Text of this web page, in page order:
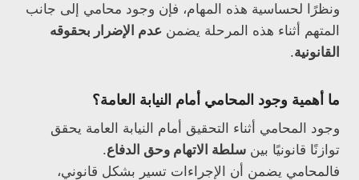
ونظرًا لحساسية هذه المهام، فإن وجود محامي إلى جانب
المتهم أثناء هذه المرحلة يضمن عدم الإضرار بحقوقه
القانونية.
ما أهمية وجود المحامي أمام النيابة العامة؟
وجود المحامي أثناء التحقيق أمام النيابة العامة يحقق
توازنًا قانونيًا بين سلطة الاتهام وحق الدفاع.
فالمحامي يضمن أن الإجراءات تسير بشكل قانوني،